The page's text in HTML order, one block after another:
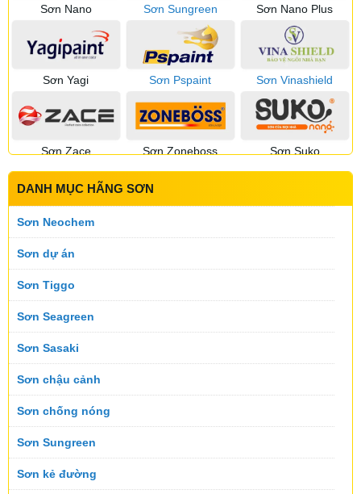
Sơn Nano Sơn Sungreen Sơn Nano Plus
Sơn Yagi Sơn Pspaint Sơn Vinashield
Sơn Zace Sơn Zoneboss Sơn Suko
Sơn Sumika
Sơn Topnex
Sơn Velar Sơn Vinastar Sơn Koner
DANH MỤC HÃNG SƠN
Sơn Neochem
Sơn dự án
Sơn Tiggo
Sơn Seagreen
Sơn Sasaki
Sơn chậu cảnh
Sơn chống nóng
Sơn Sungreen
Sơn kẻ đường